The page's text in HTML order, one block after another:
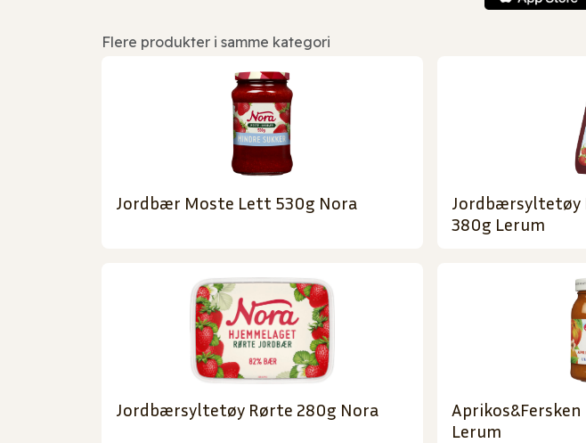
Flere produkter i samme kategori
Jordbær Moste Lett 530g Nora
Jordbærsyltetøy
380g Lerum
Jordbærsyltetøy Rørte 280g Nora
Lerum